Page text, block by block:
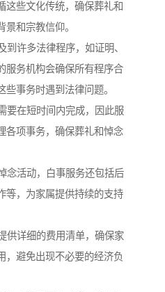
这些文化传统，确保葬礼和
和宗教信仰。
许多法律程序，如证明、
服务机构会确保所有程序合
事务时遇到法律问题。
要在短时间内完成，因此服
各项事务，确保葬礼和悼念
念活动，白事服务还包括后
等，为家属提供持续的支持
供详细的费用清单，确保家
，避免出现不必要的经济负